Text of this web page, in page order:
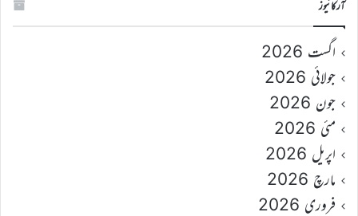
آرکائیوز
اگست 2026
جولائی 2026
جون 2026
مئی 2026
اپریل 2026
مارچ 2026
فروری 2026